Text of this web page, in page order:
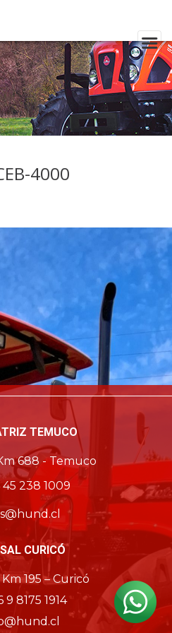
4000
TEMUCO
688 - Temuco
45 238 1009
CURICÓ
195 – Curicó
9 8175 1914